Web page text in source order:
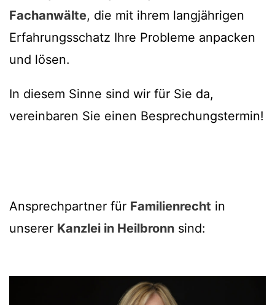
Fachanwälte, die mit ihrem langjährigen
Erfahrungsschatz Ihre Probleme anpacken
und lösen.
In diesem Sinne sind wir für Sie da,
vereinbaren Sie einen Besprechungstermin!
Ansprechpartner für Familienrecht in
unserer Kanzlei in Heilbronn sind: